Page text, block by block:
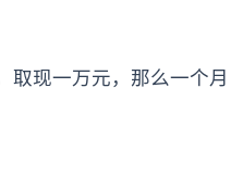
取现一万元，那么一个月